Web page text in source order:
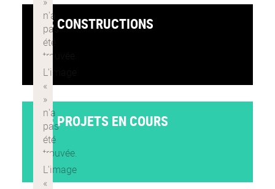
LES CONSTRUCTIONS
LES PROJETS EN COURS